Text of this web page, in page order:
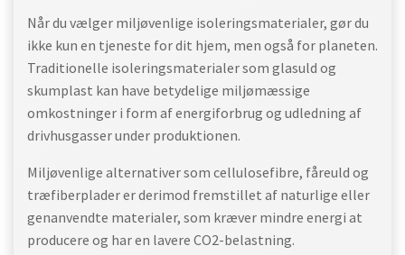
Når du vælger miljøvenlige isoleringsmaterialer, gør du
ikke kun en tjeneste for dit hjem, men også for planeten.
Traditionelle isoleringsmaterialer som glasuld og
skumplast kan have betydelige miljømæssige
omkostninger i form af energiforbrug og udledning af
drivhusgasser under produktionen.
Miljøvenlige alternativer som cellulosefibre, fåreuld og
træfiberplader er derimod fremstillet af naturlige eller
genanvendte materialer, som kræver mindre energi at
producere og har en lavere CO2-belastning.